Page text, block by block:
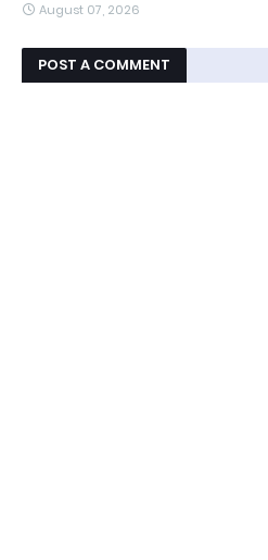
August 07, 2026
POST A COMMENT